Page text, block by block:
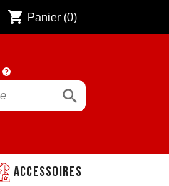
shopping_cart Panier (0)

Accessoires